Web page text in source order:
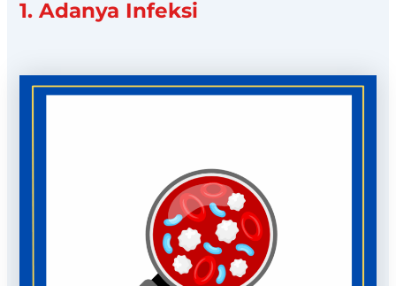
1. Adanya Infeksi